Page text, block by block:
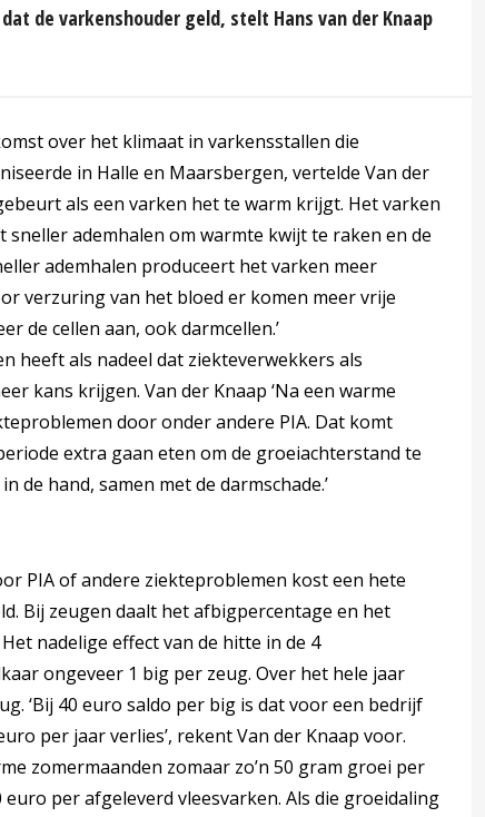
de varkenshouder geld, stelt Hans van der Knaap
over het klimaat in varkensstallen die
in Halle en Maarsbergen, vertelde Van der
als een varken het te warm krijgt. Het varken
sneller ademhalen om warmte kwijt te raken en de
ademhalen produceert het varken meer
verzuring van het bloed er komen meer vrije
de cellen aan, ook darmcellen.’
heeft als nadeel dat ziekteverwekkers als
kans krijgen. Van der Knaap ‘Na een warme
door onder andere PIA. Dat komt
extra gaan eten om de groeiachterstand te
de hand, samen met de darmschade.’
PIA of andere ziekteproblemen kost een hete
Bij zeugen daalt het afbigpercentage en het
nadelige effect van de hitte in de 4
ongeveer 1 big per zeug. Over het hele jaar
‘Bij 40 euro saldo per big is dat voor een bedrijf
per jaar verlies’, rekent Van der Knaap voor.
zomermaanden zomaar zo’n 50 gram groei per
per afgeleverd vleesvarken. Als die groeidaling